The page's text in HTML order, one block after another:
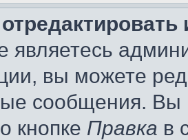
являетесь
вы можете
сообщения. Вы
кнопке Правка в